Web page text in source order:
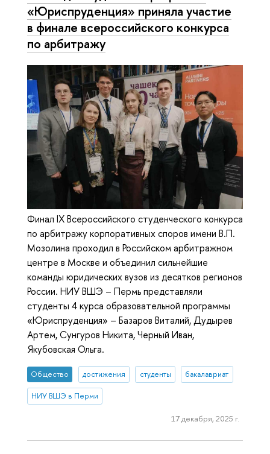
«Юриспруденция» приняла участие
в финале всероссийского конкурса
по арбитражу
Финал IX Всероссийского студенческого конкурса
по арбитражу корпоративных споров имени В.П.
Мозолина проходил в Российском арбитражном
центре в Москве и объединил сильнейшие
команды юридических вузов из десятков регионов
России. НИУ ВШЭ – Пермь представляли
студенты 4 курса образовательной программы
«Юриспруденция» – Базаров Виталий, Дудырев
Артем, Сунгуров Никита, Черный Иван,
Якубовская Ольга.
Общество достижения студенты бакалавриат
НИУ ВШЭ в Перми
17 декабря, 2025 г.